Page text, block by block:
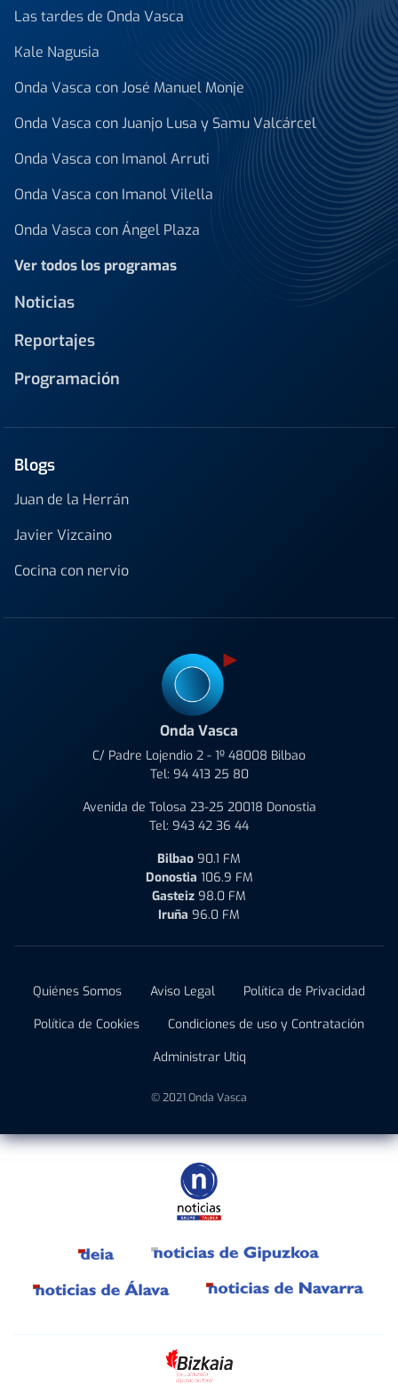
Las tardes de Onda Vasca
Kale Nagusia
Onda Vasca con José Manuel Monje
Onda Vasca con Juanjo Lusa y Samu Valcárcel
Onda Vasca con Imanol Arruti
Onda Vasca con Imanol Vilella
Onda Vasca con Ángel Plaza
Ver todos los programas
Noticias
Reportajes
Programación
Blogs
Juan de la Herrán
Javier Vizcaino
Cocina con nervio
Onda Vasca
C/ Padre Lojendio 2 - 1º 48008 Bilbao
Tel: 94 413 25 80
Avenida de Tolosa 23-25 20018 Donostia
Tel: 943 42 36 44
Bilbao 90.1 FM
Donostia 106.9 FM
Gasteiz 98.0 FM
Iruña 96.0 FM
Quiénes Somos Aviso Legal
Política de Privacidad
Política de Cookies
Condiciones de uso y Contratación
Administrar Utiq
© 2021 Onda Vasca